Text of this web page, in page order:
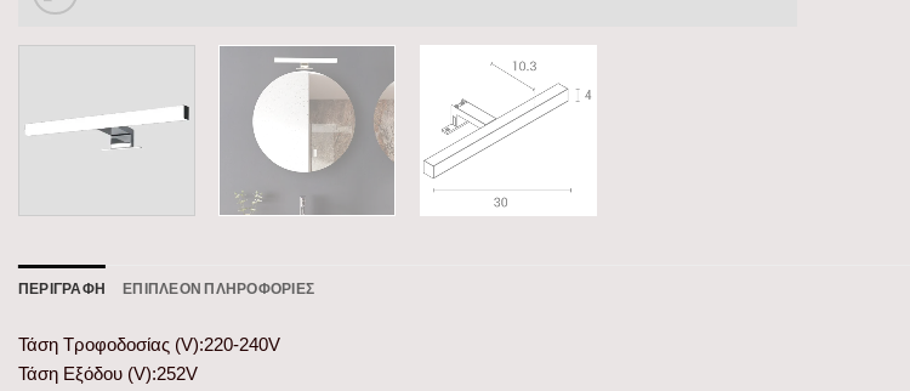
ΠΕΡΙΓΡΑΦΉ ΕΠΙΠΛΈΟΝ ΠΛΗΡΟΦΟΡΊΕΣ
Τάση Τροφοδοσίας (V):220-240V
Τάση Εξόδου (V):252V